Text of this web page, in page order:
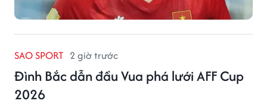
SAO SPORT 2 giờ trước
Đình Bắc dẫn đầu Vua phá lưới AFF Cup
2026